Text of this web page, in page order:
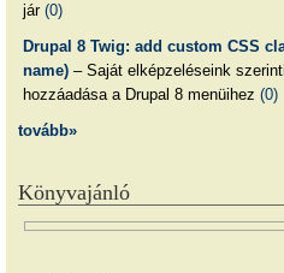
jár (0)
Drupal 8 Twig: add custom CSS
name)– Saját elképzeléseink
hozzáadása a Drupal 8 menüihez (0)
tovább»
Könyvajánló